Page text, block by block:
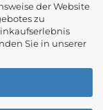
der Website
zu
Sie in unserer